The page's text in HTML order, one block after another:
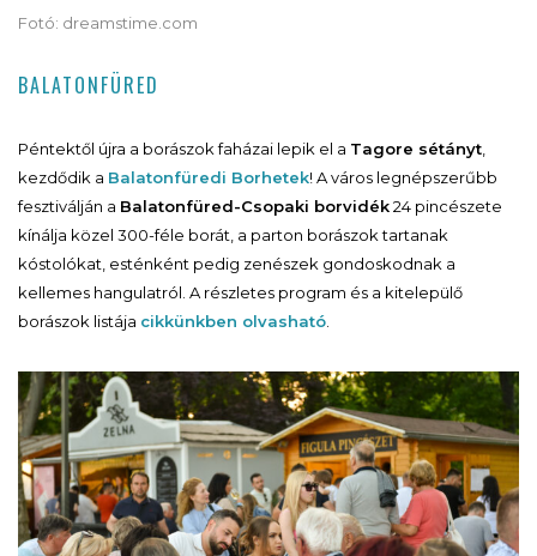
Fotó: dreamstime.com
BALATONFÜRED
Péntektől újra a borászok faházai lepik el a Tagore sétányt
kezdődik a Balatonfüredi Borhetek! A város legnépszerűbb
fesztiválján a Balatonfüred-Csopaki borvidék24 pincészete
kínálja közel 300-féle borát, a parton borászok tartanak
kóstolókat, esténként pedig zenészek gondoskodnak a
kellemes hangulatról. A részletes program és a kitelepülő
borászok listája cikkünkben olvasható